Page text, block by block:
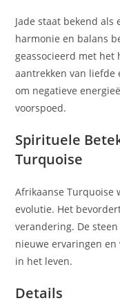
Jade staat bekend
harmonie en balans
geassocieerd met
aantrekken van liefde
om negatieve
voorspoed.
Spirituele
Turquoise
Afrikaanse Turquoise
evolutie. Het
verandering. De
nieuwe ervaringen
in het leven.
Details